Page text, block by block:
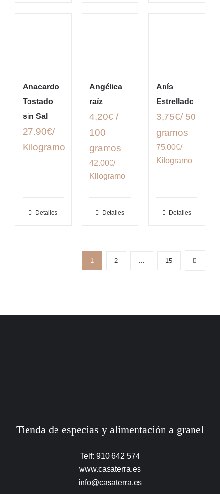
Anacardo
Tostado
sin Sal
27.90€/
Kilogramo
Detalles
Angélica
raíz
4,20€ /
100
gramos
42.00€/
Kilogramo
Detalles
Anís
Estrellado
3,75€/ 50
gramos
75.00€/
Kilogramo
Detalles
1 2 15
Tienda de especias y alimentación a granel
Telf: 910 642 574
www.casaterra.es
info@casaterra.es